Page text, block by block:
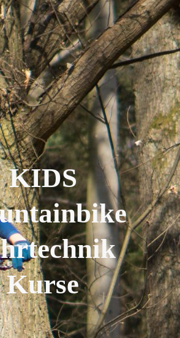
KIDS
Kurse